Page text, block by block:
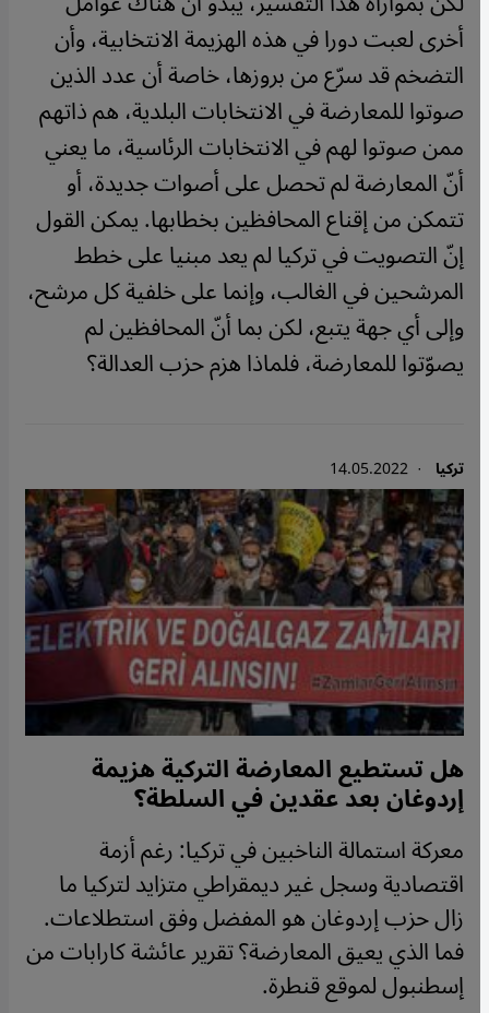
أخرى لعبت دورا في هذه الهزيمة الانتخابية، وأن
التضخم قد سرّع من بروزها، خاصة أن عدد الذين
صوتوا للمعارضة في الانتخابات البلدية، هم ذاتهم
ممن صوتوا لهم في الانتخابات الرئاسية، ما يعني
أنّ المعارضة لم تحصل على أصوات جديدة، أو
تتمكن من إقناع المحافظين بخطابها. يمكن القول
إنّ التصويت في تركيا لم يعد مبنيا على خطط
المرشحين في الغالب، وإنما على خلفية كل مرشح،
وإلى أي جهة يتبع، لكن بما أنّ المحافظين لم
يصوّتوا للمعارضة، فلماذا هزم حزب العدالة؟
تركيا · 14.05.2022
هل تستطيع المعارضة التركية هزيمة
إردوغان بعد عقدين في السلطة؟
معركة استمالة الناخبين في تركيا: رغم أزمة
اقتصادية وسجل غير ديمقراطي متزايد لتركيا ما
زال حزب إردوغان هو المفضل وفق استطلاعات.
فما الذي يعيق المعارضة؟ تقرير عائشة كارابات من
إسطنبول لموقع قنطرة.